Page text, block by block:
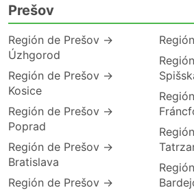
Prešov
Región de Prešov →
Úzhgorod
Región de Prešov →
Kosice
Región de Prešov →
Poprad
Región de Prešov →
Bratislava
Región de Prešov →